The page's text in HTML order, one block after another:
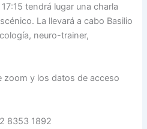
tendrá lugar una charla
La llevará a cabo Basilio
neuro-trainer,
zoom y los datos de acceso
8353 1892